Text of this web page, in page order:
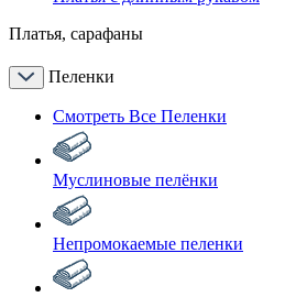
Платья, сарафаны
Пеленки
Смотреть Все Пеленки
Муслиновые пелёнки
Непромокаемые пеленки